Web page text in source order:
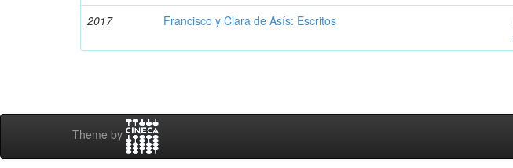
2017 Francisco y Clara de Asís: Escritos
Theme by